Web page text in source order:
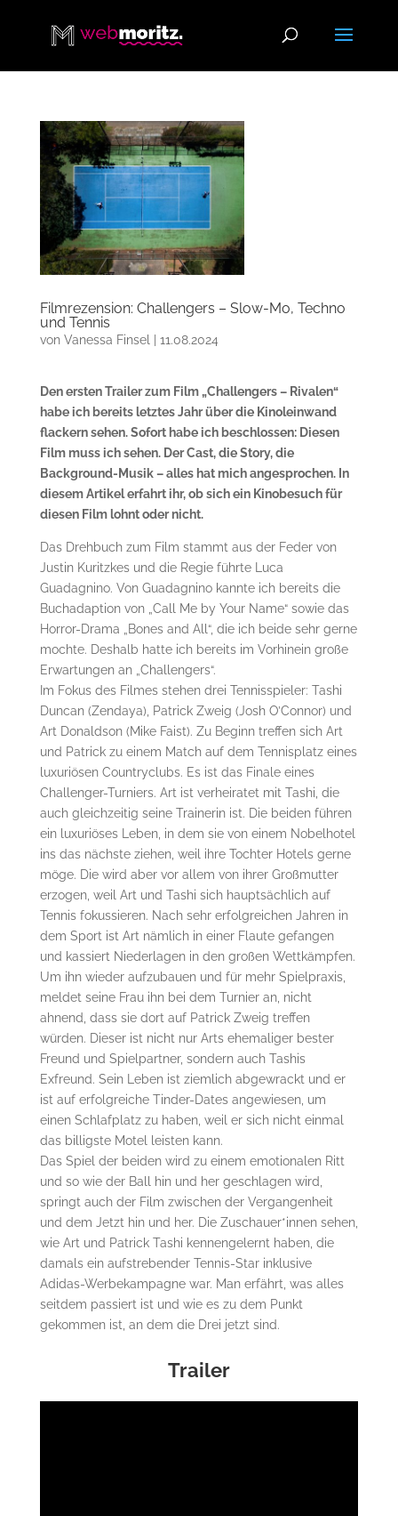
Filmrezension: Challengers – Slow-Mo, Techno
und Tennis
von Vanessa Finsel | 11.08.2024
Den ersten Trailer zum Film „Challengers – Rivalen“
habe ich bereits letztes Jahr über die Kinoleinwand
flackern sehen. Sofort habe ich beschlossen: Diesen
Film muss ich sehen. Der Cast, die Story, die
Background-Musik – alles hat mich angesprochen. In
diesem Artikel erfahrt ihr, ob sich ein Kinobesuch für
diesen Film lohnt oder nicht.
Das Drehbuch zum Film stammt aus der Feder von
Justin Kuritzkes und die Regie führte Luca
Guadagnino. Von Guadagnino kannte ich bereits die
Buchadaption von „Call Me by Your Name“ sowie das
Horror-Drama „Bones and All“, die ich beide sehr gerne
mochte. Deshalb hatte ich bereits im Vorhinein große
Erwartungen an „Challengers“.
Im Fokus des Filmes stehen drei Tennisspieler: Tashi
Duncan (Zendaya), Patrick Zweig (Josh O’Connor) und
Art Donaldson (Mike Faist). Zu Beginn treffen sich Art
und Patrick zu einem Match auf dem Tennisplatz eines
luxuriösen Countryclubs. Es ist das Finale eines
Challenger-Turniers. Art ist verheiratet mit Tashi, die
auch gleichzeitig seine Trainerin ist. Die beiden führen
ein luxuriöses Leben, in dem sie von einem Nobelhotel
ins das nächste ziehen, weil ihre Tochter Hotels gerne
möge. Die wird aber vor allem von ihrer Großmutter
erzogen, weil Art und Tashi sich hauptsächlich auf
Tennis fokussieren. Nach sehr erfolgreichen Jahren in
dem Sport ist Art nämlich in einer Flaute gefangen
und kassiert Niederlagen in den großen Wettkämpfen.
Um ihn wieder aufzubauen und für mehr Spielpraxis,
meldet seine Frau ihn bei dem Turnier an, nicht
ahnend, dass sie dort auf Patrick Zweig treffen
würden. Dieser ist nicht nur Arts ehemaliger bester
Freund und Spielpartner, sondern auch Tashis
Exfreund. Sein Leben ist ziemlich abgewrackt und er
ist auf erfolgreiche Tinder-Dates angewiesen, um
einen Schlafplatz zu haben, weil er sich nicht einmal
das billigste Motel leisten kann.
Das Spiel der beiden wird zu einem emotionalen Ritt
und so wie der Ball hin und her geschlagen wird,
springt auch der Film zwischen der Vergangenheit
und dem Jetzt hin und her. Die Zuschauer*innen sehen,
wie Art und Patrick Tashi kennengelernt haben, die
damals ein aufstrebender Tennis-Star inklusive
Adidas-Werbekampagne war. Man erfährt, was alles
seitdem passiert ist und wie es zu dem Punkt
gekommen ist, an dem die Drei jetzt sind.
Trailer